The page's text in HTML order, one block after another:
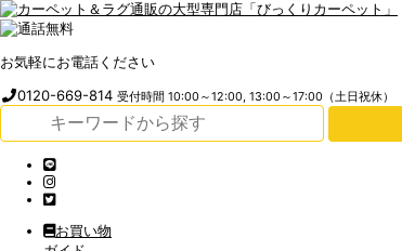
お気軽にお電話ください
0120-669-814受付時間 10:00～12:00, 13:00～17:00（土日祝休）
お買い物